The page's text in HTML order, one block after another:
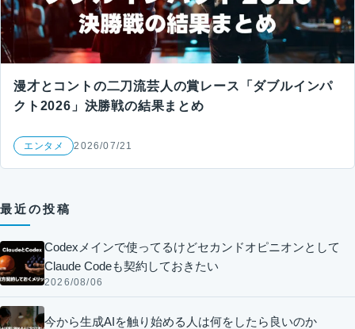
漫才とコントの二刀流芸人の賞レース「ダブルインパ
クト2026」決勝戦の結果まとめ
エンタメ 2026/07/21
最近の投稿
Codexメインで使ってるけどセカンドオピニオンとして
Claude Codeも契約しておきたい
2026/08/06
今から生成AIを触り始める人は何をしたら良いのか